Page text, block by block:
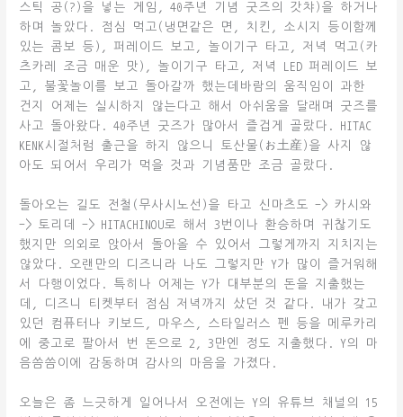
스틱 공(?)을 넣는 게임, 40주년 기념 굿즈의 갓챠)을 하거나
하며 놀았다. 점심 먹고(냉면같은 면, 치킨, 소시지 등이함께
있는 콤보 등), 퍼레이드 보고, 놀이기구 타고, 저녁 먹고(카
츠카레 조금 매운 맛), 놀이기구 타고, 저녁 LED 퍼레이드 보
고, 불꽃놀이를 보고 돌아갈까 했는데바람의 움직임이 과한
건지 어제는 실시하지 않는다고 해서 아쉬움을 달래며 굿즈를
사고 돌아왔다. 40주년 굿즈가 많아서 즐겁게 골랐다. HITAC
KENK시절처럼 출근을 하지 않으니 토산물(お土産)을 사지 않
아도 되어서 우리가 먹을 것과 기념품만 조금 골랐다.
돌아오는 길도 전철(무사시노선)을 타고 신마츠도 -> 카시와
-> 토리데 -> HITACHINOU로 해서 3번이나 환승하며 귀찮기도
했지만 의외로 앉아서 돌아올 수 있어서 그렇게까지 지치지는
않았다. 오랜만의 디즈니라 나도 그렇지만 Y가 많이 즐거워해
서 다행이었다. 특히나 어제는 Y가 대부분의 돈을 지출했는
데, 디즈니 티켓부터 점심 저녁까지 샀던 것 같다. 내가 갖고
있던 컴퓨터나 키보드, 마우스, 스타일러스 펜 등을 메루카리
에 중고로 팔아서 번 돈으로 2, 3만엔 정도 지출했다. Y의 마
음씀씀이에 감동하며 감사의 마음을 가졌다.
오늘은 좀 느긋하게 일어나서 오전에는 Y의 유튜브 채널의 15